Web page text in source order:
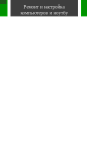
Ремонт и настройка
компьютеров и ноутбу